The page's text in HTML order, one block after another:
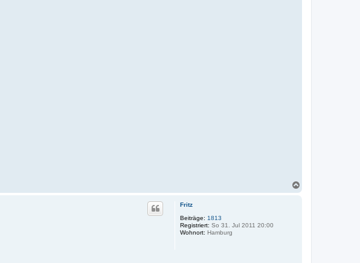
Fritz
Beiträge: 1813
Registriert: So 31. Jul 2011 20:00
Wohnort: Hamburg